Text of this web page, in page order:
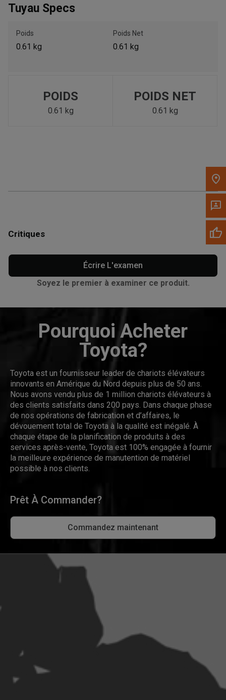
Obtenir une direction
Veuillez mettre à jour le code postal 'Livrer à' dans le volet de
Tuyau Specs
Poids
0.61 kg
Poids Net
0.61 kg
POIDS
0.61 kg
POIDS NET
0.61 kg
Critiques
Écrire L'examen
Soyez le premier à examiner ce produit.
Pourquoi Acheter
Toyota?
Toyota est un fournisseur leader de chariots élévateurs
innovants en Amérique du Nord depuis plus de 50 ans.
Nous avons vendu plus de 1 million chariots élévateurs à
des clients satisfaits dans 200 pays. Dans chaque phase
de nos opérations de fabrication et d’affaires, le
dévouement total de Toyota à la qualité est inégalé. À
chaque étape de la planification de produits à des
services après-vente, Toyota est 100% engagée à fournir
la meilleure expérience de manutention de matériel
possible à nos clients.
Prêt À Commander?
Commandez maintenant